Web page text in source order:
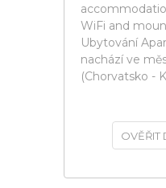
WiFi and
Ubytování
nachází ve
(Chorvatsko -
OVĚŘIT